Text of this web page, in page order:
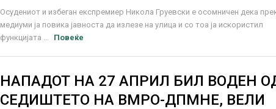
Осудениот и избеган експремиер Никола Груевски е осомничен дека
медиуми ја повика јавноста да излезе на улица и со тоа ја искористил
функцијата ...
Повеќе
НАПАДОТ НА 27 АПРИЛ БИЛ ВОДЕН
СЕДИШТЕТО НА ВМРО-ДПМНЕ, ВЕЛИ